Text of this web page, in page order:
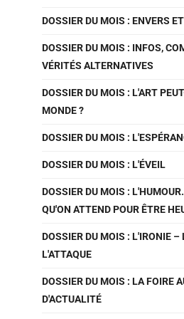
DOSSIER DU MOIS : ENVERS
DOSSIER DU MOIS : INFOS,
VÉRITÉS ALTERNATIVES
DOSSIER DU MOIS : L'ART
MONDE ?
DOSSIER DU MOIS :
DOSSIER DU MOIS : L'ÉVEIL
DOSSIER DU MOIS :
QU'ON ATTEND POUR ÊTRE
DOSSIER DU MOIS : L'IRONIE –
L'ATTAQUE
DOSSIER DU MOIS : LA FOIRE
D'ACTUALITÉ